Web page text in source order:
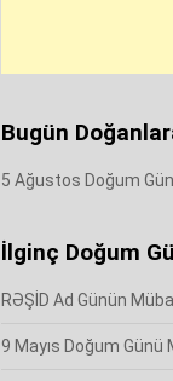
Bugün
5 Ağustos Doğum
İlginç Doğum
RƏŞİD Ad Günün
9 Mayıs Doğum Günü